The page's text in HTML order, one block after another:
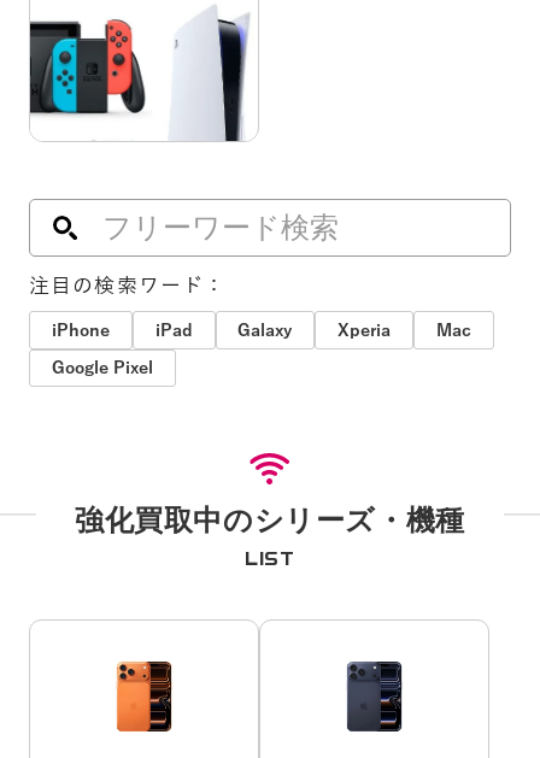
注目の検索ワード：
iPhone iPad Galaxy Xperia
Mac
Google Pixel
強化買取中のシリーズ・機種
LIST